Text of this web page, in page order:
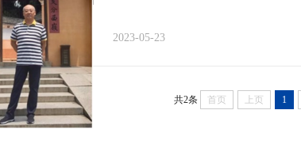
2023-05-23
共2条 首页 上页 1